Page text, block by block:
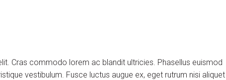
Cras commodo lorem ac blandit ultricies. Phasellus euismod
vestibulum. Fusce luctus augue ex, eget rutrum nisi aliquet